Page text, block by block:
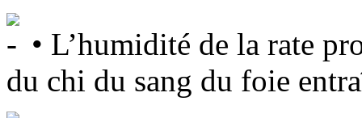
• L’humidité de la rate
du chi du sang du foie